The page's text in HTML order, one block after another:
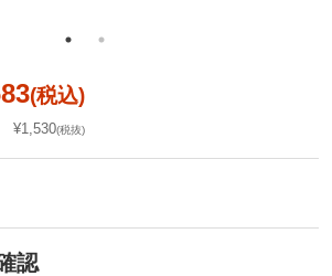
(税込)
¥1,530(税抜)
認